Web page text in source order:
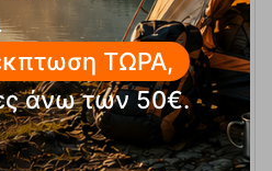
ΤΩΡΑ,
άνω των 50€.